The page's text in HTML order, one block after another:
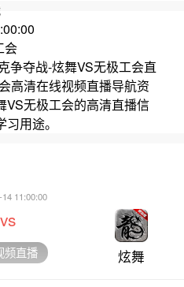
会
争夺战-炫舞VS无极工会直
高清在线视频直播导航资
VS无极工会的高清直播信
用途。
11:00:00
vs
频直播 炫舞